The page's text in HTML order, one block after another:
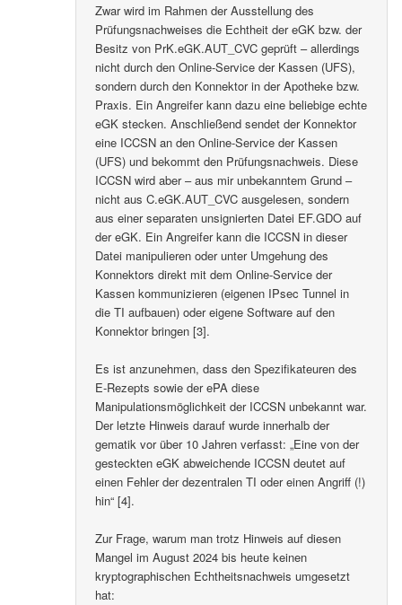
Zwar wird im Rahmen der Ausstellung des
Prüfungsnachweises die Echtheit der eGK bzw. der
Besitz von PrK.eGK.AUT_CVC geprüft – allerdings
nicht durch den Online-Service der Kassen (UFS),
sondern durch den Konnektor in der Apotheke bzw.
Praxis. Ein Angreifer kann dazu eine beliebige echte
eGK stecken. Anschließend sendet der Konnektor
eine ICCSN an den Online-Service der Kassen
(UFS) und bekommt den Prüfungsnachweis. Diese
ICCSN wird aber – aus mir unbekanntem Grund –
nicht aus C.eGK.AUT_CVC ausgelesen, sondern
aus einer separaten unsignierten Datei EF.GDO auf
der eGK. Ein Angreifer kann die ICCSN in dieser
Datei manipulieren oder unter Umgehung des
Konnektors direkt mit dem Online-Service der
Kassen kommunizieren (eigenen IPsec Tunnel in
die TI aufbauen) oder eigene Software auf den
Konnektor bringen [3].
Es ist anzunehmen, dass den Spezifikateuren des
E-Rezepts sowie der ePA diese
Manipulationsmöglichkeit der ICCSN unbekannt war.
Der letzte Hinweis darauf wurde innerhalb der
gematik vor über 10 Jahren verfasst: „Eine von der
gesteckten eGK abweichende ICCSN deutet auf
einen Fehler der dezentralen TI oder einen Angriff (!)
hin“ [4].
Zur Frage, warum man trotz Hinweis auf diesen
Mangel im August 2024 bis heute keinen
kryptographischen Echtheitsnachweis umgesetzt
hat: